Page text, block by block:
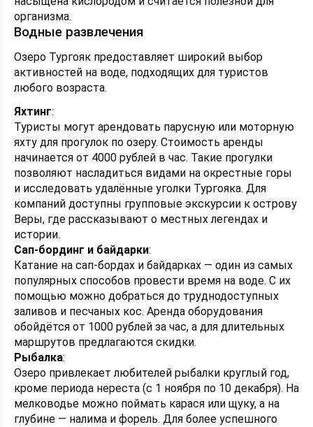
организма.
Водные развлечения
Озеро Тургояк предоставляет широкий выбор
активностей на воде, подходящих для туристов
любого возраста.
Яхтинг:
Туристы могут арендовать парусную или моторную
яхту для прогулок по озеру. Стоимость аренды
начинается от 4000 рублей в час. Такие прогулки
позволяют насладиться видами на окрестные горы
и исследовать удалённые уголки Тургояка. Для
компаний доступны групповые экскурсии к острову
Веры, где рассказывают о местных легендах и
истории.
Сап-бординг и байдарки:
Катание на сап-бордах и байдарках — один из самых
популярных способов провести время на воде. С их
помощью можно добраться до труднодоступных
заливов и песчаных кос. Аренда оборудования
обойдётся от 1000 рублей за час, а для длительных
маршрутов предлагаются скидки.
Рыбалка:
Озеро привлекает любителей рыбалки круглый год,
кроме периода нереста (с 1 ноября по 10 декабря). На
мелководье можно поймать карася или щуку, а на
глубине — налима и форель. Для более успешного